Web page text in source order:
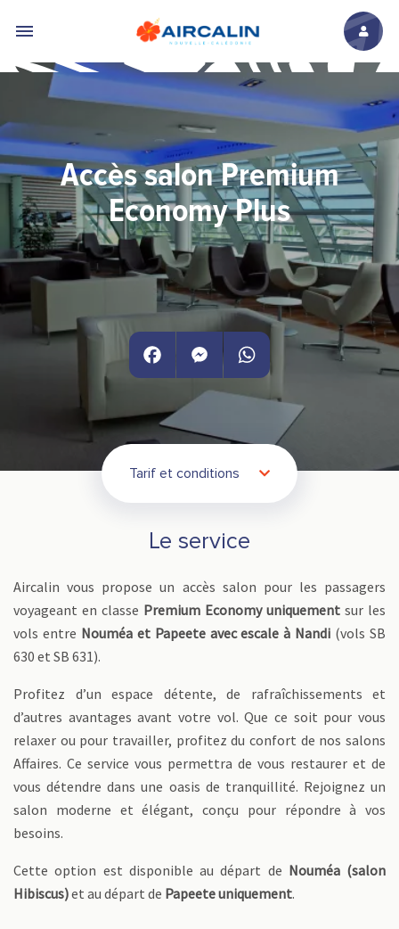
Aller au contenu principal
Accès salon Premium
Economy Plus
FacebookMessengerWhatsApp
Tarif et conditions
Le service
Aircalin vous propose un accès salon pour les passagers
voyageant en classe Premium Economy uniquement sur les
vols entre Nouméa et Papeete avec escale à Nandi (vols SB
630 et SB 631).
Profitez d’un espace détente, de rafraîchissements et
d’autres avantages avant votre vol. Que ce soit pour vous
relaxer ou pour travailler, profitez du confort de nos salons
Affaires. Ce service vous permettra de vous restaurer et de
vous détendre dans une oasis de tranquillité. Rejoignez un
salon moderne et élégant, conçu pour répondre à vos
besoins.
Cette option est disponible au départ de Nouméa (salon
Hibiscus)et au départ de Papeete uniquement.